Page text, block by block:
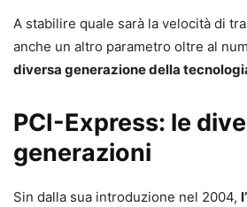
A stabilire quale sarà la velocità di
anche un altro parametro oltre al
diversa generazione della
PCI-Express: le
generazioni
Sin dalla sua introduzione nel 2004,